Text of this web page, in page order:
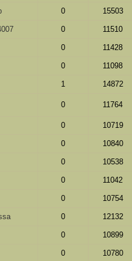
0 15503
0 11510
0 11428
0 11098
1 14872
0 11764
0 10719
0 10840
0 10538
0 11042
0 10754
0 12132
0 10899
0 10780